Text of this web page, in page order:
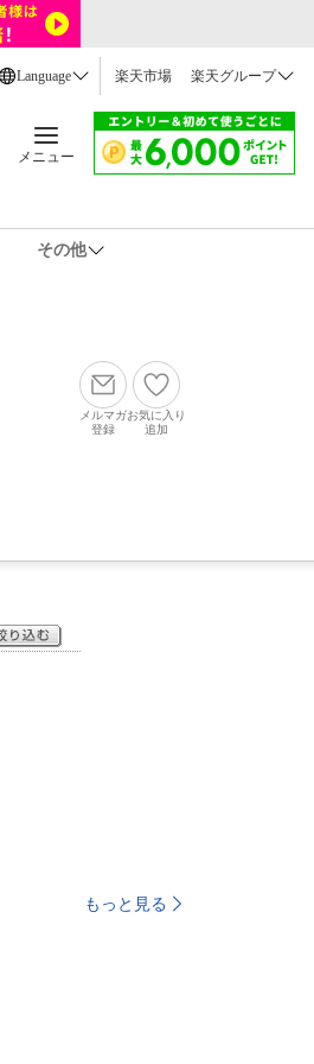
Language 楽天市場 楽天グループ
メニュー
その他
メルマガ
登録
お気に入り
追加
もっと見る